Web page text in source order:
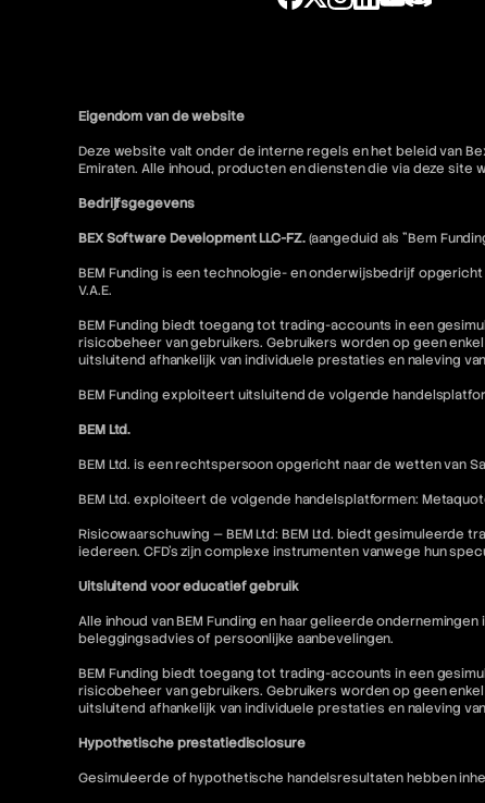
Eigendom van de website
Deze website valt onder de interne regels en het beleid van
Emiraten. Alle inhoud, producten en diensten die via deze site
Bedrijfsgegevens
BEX Software Development LLC-FZ.(aangeduid als "Bem
BEM Funding is een technologie- en onderwijsbedrijf
V.A.E.
BEM Funding biedt toegang tot trading-accounts in een
risicobeheer van gebruikers. Gebruikers worden op geen
uitsluitend afhankelijk van individuele prestaties en naleving
BEM Funding exploiteert uitsluitend de volgende
BEM Ltd.
BEM Ltd. is een rechtspersoon opgericht naar de wetten van
BEM Ltd. exploiteert de volgende handelsplatformen:
Risicowaarschuwing — BEM Ltd: BEM Ltd. biedt
iedereen. CFD's zijn complexe instrumenten vanwege hun
Uitsluitend voor educatief gebruik
Alle inhoud van BEM Funding en haar gelieerde
beleggingsadvies of persoonlijke aanbevelingen.
BEM Funding biedt toegang tot trading-accounts in een
risicobeheer van gebruikers. Gebruikers worden op geen
uitsluitend afhankelijk van individuele prestaties en naleving
Hypothetische prestatiedisclosure
Gesimuleerde of hypothetische handelsresultaten hebben